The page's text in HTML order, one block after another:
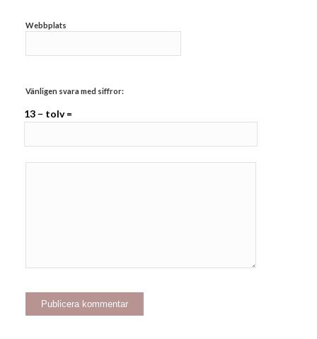
Webbplats
Vänligen svara med siffror:
13 − tolv =